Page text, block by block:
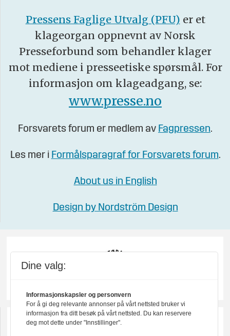
Pressens Faglige Utvalg (PFU) er et
klageorgan oppnevnt av Norsk
Presseforbund som behandler klager
mot mediene i presseetiske spørsmål. For
informasjon om klageadgang, se:
www.presse.no
Forsvarets forum er medlem av Fagpressen.
Les mer i Formålsparagraf for Forsvarets forum.
About us in English
Design by Nordström Design
Dine valg:
Informasjonskapsler og personvern
For å gi deg relevante annonser på vårt nettsted bruker vi
informasjon fra ditt besøk på vårt nettsted. Du kan reservere
deg mot dette under "Innstillinger".